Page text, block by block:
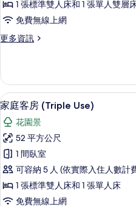
的
所
有
片
1 張標準雙人床和 1 張單人雙層
免費無線上網
更多資訊
更
套
房
的
詳
情
顯
示
家
庭
客
房
(Triple
7
家庭客房 (Triple Use)
花園景
52 平方公尺
1 間臥室
可容納 5 人 (依實際入住人數計
1 張標準雙人床和 1 張單人床
免費無線上網